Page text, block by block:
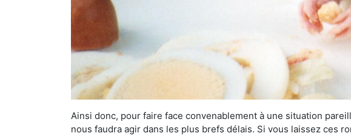
Ainsi donc, pour faire face convenablement à une situation
nous faudra agir dans les plus brefs délais. Si vous laissez ces